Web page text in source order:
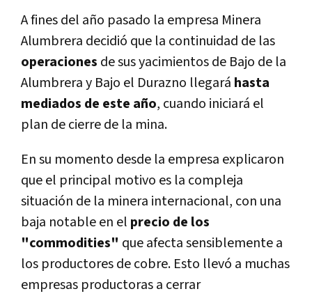
A fines del año pasado la empresa Minera
Alumbrera decidió que la continuidad de las
operaciones de sus yacimientos de Bajo de la
Alumbrera y Bajo el Durazno llegará hasta
mediados de este año, cuando iniciará el
plan de cierre de la mina.
En su momento desde la empresa explicaron
que el principal motivo es la compleja
situación de la minera internacional, con una
baja notable en el precio de los
"commodities" que afecta sensiblemente a
los productores de cobre. Esto llevó a muchas
empresas productoras a cerrar